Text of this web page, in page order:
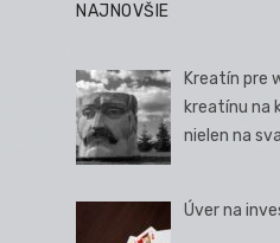
NAJNOVŠIE
Kreatín pre
kreatínu na
nielen na
Úver na